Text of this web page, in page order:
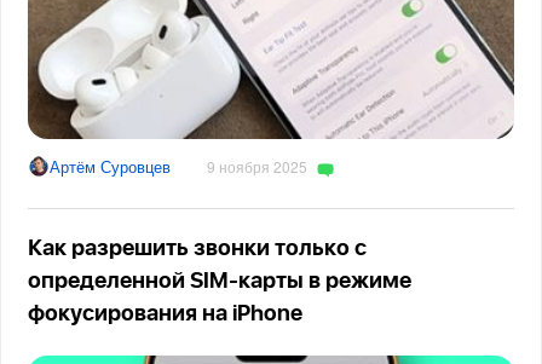
Артём Суровцев 9 ноября 2025
Как разрешить звонки только с
определенной SIM-карты в режиме
фокусирования на iPhone